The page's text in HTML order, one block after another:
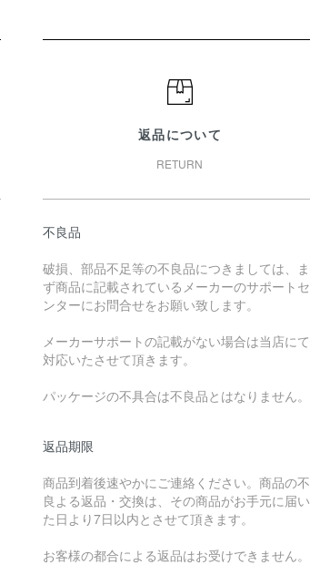
返品について
RETURN
不良品
破損、部品不足等の不良品につきましては、ま
ず商品に記載されているメーカーのサポートセ
ンターにお問合せをお願い致します。
メーカーサポートの記載がない場合は当店にて
対応いたさせて頂きます。
パッケージの不具合は不良品とはなりません。
返品期限
商品到着後速やかにご連絡ください。商品の不
良よる返品・交換は、その商品がお手元に届い
た日より7日以内とさせて頂きます。
お客様の都合による返品はお受けできません。